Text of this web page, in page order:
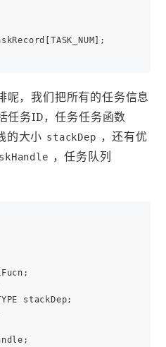
呢，我们把所有的任务信息
任务ID，任务任务函数
的大小 stackDep ，还有优
，任务队列
stackDep;